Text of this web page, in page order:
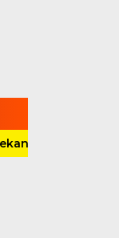
Bakal Pidanakan